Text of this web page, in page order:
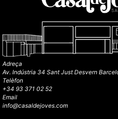
Adreça
Av. Indústria 34 Sant Just Desvern
Telèfon
+34 93 371 02 52
Email
info@casaldejoves.com